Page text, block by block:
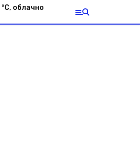
°С, облачно